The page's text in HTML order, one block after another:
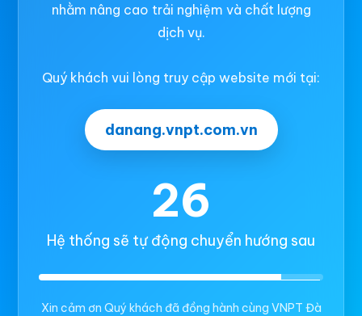
nhằm nâng cao trải nghiệm và chất lượng
dịch vụ.
Quý khách vui lòng truy cập website mới tại:
danang.vnpt.com.vn
26
Hệ thống sẽ tự động chuyển hướng sau
Xin cảm ơn Quý khách đã đồng hành cùng VNPT Đà